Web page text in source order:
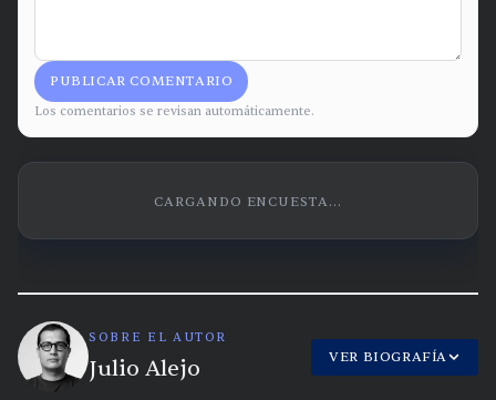
PUBLICAR COMENTARIO
Los comentarios se revisan automáticamente.
CARGANDO ENCUESTA...
SOBRE EL AUTOR
Julio Alejo VER BIOGRAFÍA